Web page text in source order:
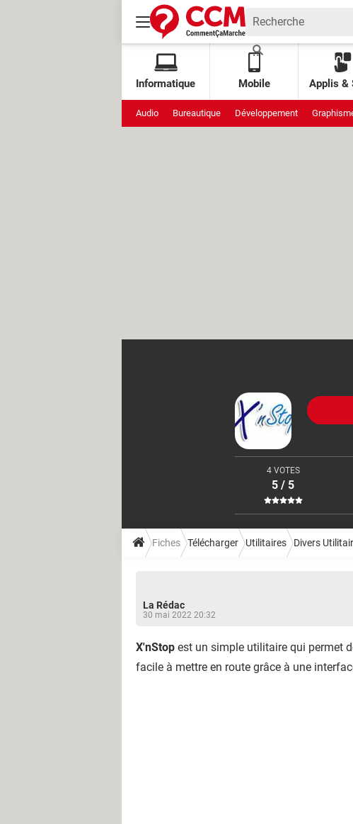
Informatique Mobile Applis &
Audio Bureautique Développement
4 VOTES
5 / 5
Fiches Télécharger Utilitaires Divers
La Rédac
30 mai 2022 20:32
X'nStop est un simple utilitaire qui permet
facile à mettre en route grâce à une